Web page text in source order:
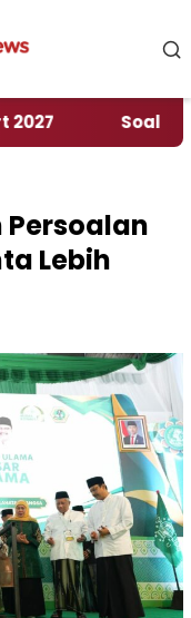
‎Soal Rencana
Persoalan
Lebih